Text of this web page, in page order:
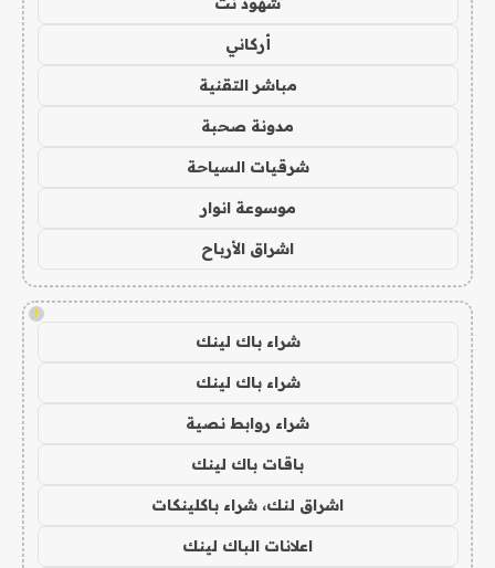
أركاني
مباشر التقنية
مدونة صحبة
شرقيات السياحة
موسوعة انوار
اشراق الأرباح
!
شراء باك لينك
شراء باك لينك
شراء روابط نصية
باقات باك لينك
اشراق لنك، شراء باكلينكات
اعلانات الباك لينك